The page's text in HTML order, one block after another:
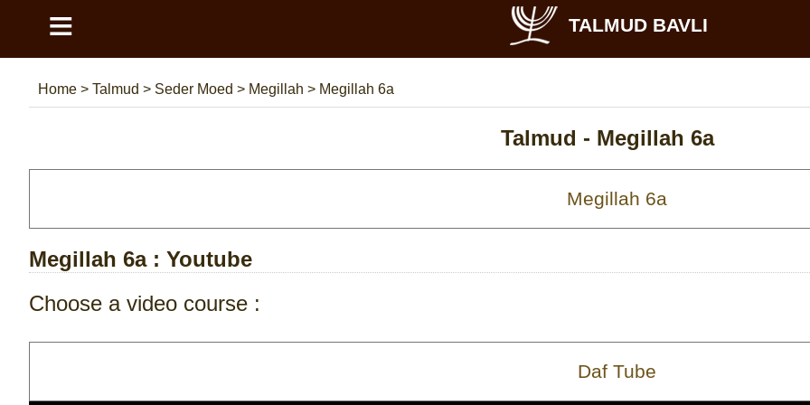
≡ TALMUD BAVLI
Home > Talmud > Seder Moed > Megillah > Megillah 6a
Talmud - Megillah 6a
Megillah 6a: Youtube
Choose a video course :